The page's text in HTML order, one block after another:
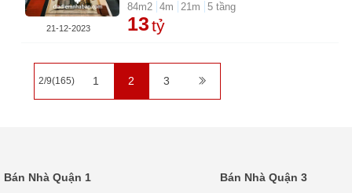
84m2 4m 21m 5 tầng
13tỷ
21-12-2023
2/9(165) 1 2 3
Bán Nhà Quận 1
Bán Nhà Quận 3